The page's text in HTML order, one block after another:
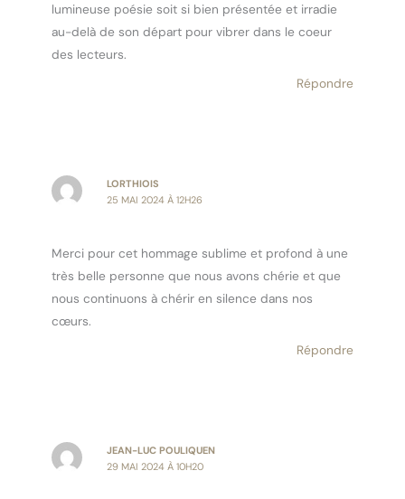
lumineuse poésie soit si bien présentée et irradie
au-delà de son départ pour vibrer dans le coeur
des lecteurs.
Répondre
LORTHIOIS
25 MAI 2024 À 12H26
Merci pour cet hommage sublime et profond à une
très belle personne que nous avons chérie et que
nous continuons à chérir en silence dans nos
cœurs.
Répondre
JEAN-LUC POULIQUEN
29 MAI 2024 À 10H20